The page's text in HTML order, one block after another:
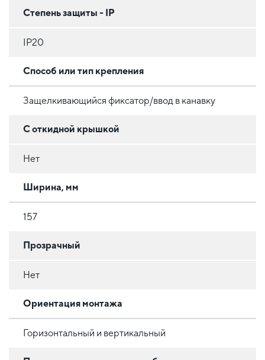
Степень защиты - IP
IP20
Способ или тип крепления
Защелкивающийся фиксатор/ввод в канавку
С откидной крышкой
Нет
Ширина, мм
157
Прозрачный
Нет
Ориентация монтажа
Горизонтальный и вертикальный